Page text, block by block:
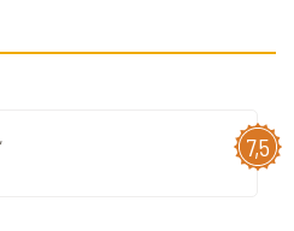
7,5